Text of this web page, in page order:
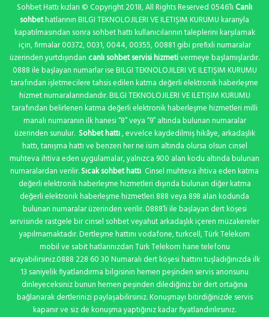
Sohbet Hattı kızları © Copyright 2018, All Rights Reserved 0546’lı Canlı
sohbethatlarının BILGI TEKNOLOJILERI VE ILETIŞIM KURUMU kararıyla
kapatılmasından sonra sohbet hattı kullanıcılarının taleplerini karşılamak
için, firmalar 00372, 0031, 0044, 00355, 00881 gibi prefixli numaralar
üzerinden yurtdışından canlı sohbet servisi hizmetivermeye başlamışlardır.
0888 ile başlayan numarlar ise BILGI TEKNOLOJILERI VE ILETIŞIM KURUMU
tarafından işletmecilere tahsis edilen katma değerli elektronik haberleşme
hizmet numaralarındandır. BILGI TEKNOLOJILERI VE ILETIŞIM KURUMU
tarafından belirlenen katma değerli elektronik haberleşme hizmetleri milli
manalı numaranın ilk hanesi “8” veya “9” altında bulunan numaralar
üzerinden sunulur. Sohbet hattı, evvelce kaydedilmiş hikâye, arkadaşlık
hattı, tanışma hattı ve benzeri her ne isim altında olursa olsun cinsel
muhteva ihtiva eden uygulamalar, yalnızca 900 alan kodu altında bulunan
numaralardan verilir.Sıcak sohbet hattı Cinsel muhteva ihtiva eden katma
değerli elektronik haberleşme hizmetleri dışında bulunan diğer katma
değerli elektronik haberleşme hizmetleri 888 veya 898 alan kodunda
bulunan numaralar üzerinden verilir. 0888’li ile başlayan dert köşesi
servisinde rastgele bir cinsel sohbet veyahut arkadaşlık içeren müzakereler
yapılmamaktadır. Dertleşme hattını vodafone, turkcell, Türk Telekom
mobil ve sabit hatlarınızdan Türk Telekom hane telefonu
arayabilirsiniz.0888 228 60 30 Numaralı dert köşesi hattını tuşladığınızda ilk
13 saniyelik fiyatlandırma bilgisinin hemen peşinden servis anonsunu
dinleyeceksiniz bunun hemen peşinden dilediğiniz bir dert ortağına
bağlanarak dertlerinizi paylaşabilirsiniz. Konuşmayı bitirdiğinizde servis
kapanır ve siz de konuşma yaptığınız kadar fiyatlandırılırsınız.